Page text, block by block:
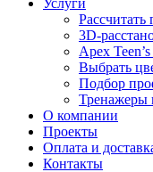
Услуги
Рассчитать
3D-
Apex
Выбрать
Подбор
Тренажеры
О компании
Проекты
Оплата и
Контакты